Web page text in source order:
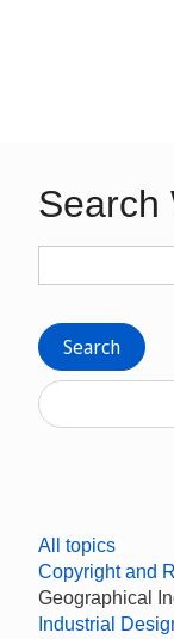
Search
Search
All topics
Copyright and
Geographical
Industrial